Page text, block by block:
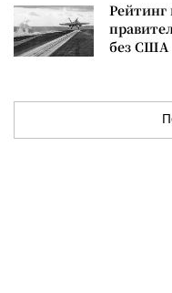
Рейтинг
без США